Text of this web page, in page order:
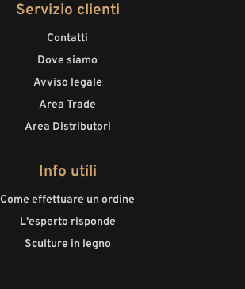
Servizio clienti
Contatti
Dove siamo
Avviso legale
Area Trade
Area Distributori
Info utili
Come effettuare un ordine
L'esperto risponde
Sculture in legno